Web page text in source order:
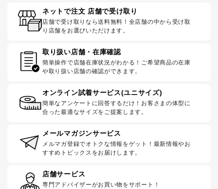
ネットで注文 店舗で受け取り
店舗で受け取りなら送料無料！全店舗の中から受け取
り店舗をお選びいただけます。
取り扱い店舗・在庫確認
簡単操作で店舗在庫状況がわかる！ご希望商品の在庫
や取り扱い店舗の確認ができます。
オンライン試着サービス(ユニサイズ)
簡単なアンケートに回答するだけ！お客さまの体型に
合った最適なサイズをご提案します。
メールマガジンサービス
メルマガ登録でオトクな情報をゲット！最新情報やお
すすめトピックスをお届けします。
店舗サービス
専門アドバイザーがお買い物をサポート！